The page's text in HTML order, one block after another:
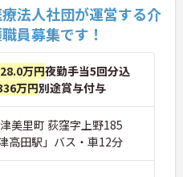
法人社団が運営する介
員募集です！
万円夜勤手当5回分込
万円別途賞与付与
美里町 荻窪字上野185
高田駅」バス・車12分